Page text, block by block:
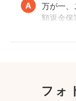
万が一、
額返金
フォ